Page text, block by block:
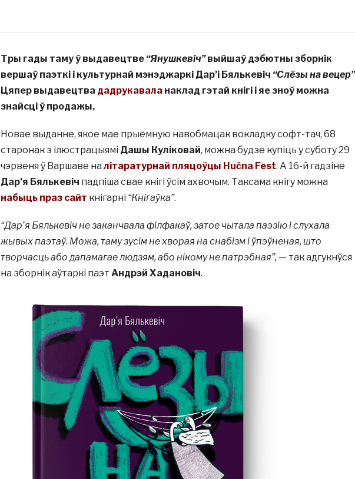
Тры гады таму ў выдавецтве “Янушкевіч”выйшаў дэбютны зборнік
вершаў паэткі і культурнай мэнэджаркі Дар’і Бялькевіч “Слёзы на вецер”
Цяпер выдавецтва дадрукавала наклад гэтай кнігі і яе зноў можна
знайсці ў продажы.
Новае выданне, якое мае прыемную навобмацак вокладку софт-тач, 68
старонак з ілюстрацыямі Дашы Куліковай, можна будзе купіць у суботу 29
чэрвеня ў Варшаве на літаратурнай пляцоўцы Hučna Fest. А 16-й гадзіне
Дар’я Бялькевіч падпіша свае кнігі ўсім ахвочым. Таксама кнігу можна
набыць праз сайт кнігарні “Кнігаўка”.
“Дар’я Бялькевіч не заканчвала філфакаў, затое чытала паэзію і слухала
жывых паэтаў. Можа, таму зусім не хворая на снабізм і ўпэўненая, што
творчасць або дапамагае людзям, або нікому не патрэбная”,— так адгукнўся
на зборнік аўтаркі паэт Андрэй Хадановіч.